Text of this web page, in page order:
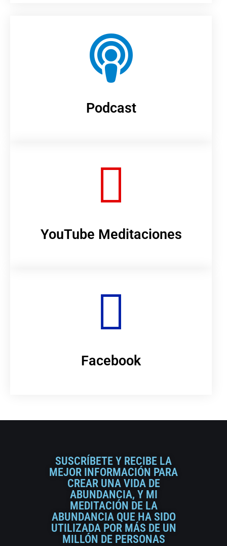
Podcast
YouTube Meditaciones
Facebook
SUSCRÍBETE Y RECIBE LA
MEJOR INFORMACIÓN PARA
CREAR UNA VIDA DE
ABUNDANCIA, Y MI
MEDITACIÓN DE LA
ABUNDANCIA QUE HA SIDO
UTILIZADA POR MÁS DE UN
MILLÓN DE PERSONAS